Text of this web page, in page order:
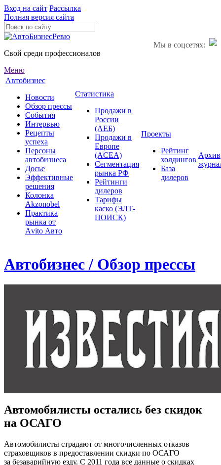
Вход на сайт Рассылка
Полная версия сайта
Мы в соцсетях:
Свой среди профессионалов
Меню
Автобизнес
Новости
Обзор прессы
События
Интервью
Рецепты
успеха
Персоны
автобизнеса
Досье
Эффективные
решения
Колонка
Akzonobel
Практика
рынка от
Аvito Авто
Статистика
Продажи в
России
(АЕБ)
Продажи в
Европе
(ACEA)
Сегментация
рынка РФ
Рейтинги
дилеров
Тарифы
каско (ЭЛТ-
ПОИСК)
Проекты
Рейтинг
холдингов
База
дилеров
Архив
Автобизнес / Обзор прессы
Автомобилисты остались без скидок
на ОСАГО
Автомобилисты страдают от многочисленных отказов
страховщиков в предоставлении скидки по ОСАГО
за безаварийную езду. С 2011 года все данные о скидках